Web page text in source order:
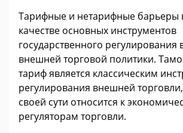
Тарифные и нетарифные барьеры
качестве основных инструментов
государственного
внешней торговой политики.
тариф является классическим
регулирования внешней
своей сути относится к
регуляторам торговли.